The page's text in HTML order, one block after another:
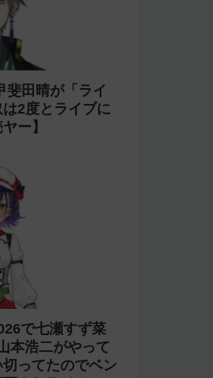
斐田晴が「ライ
2度とライブに
ー】
で七瀬すず菜
本浩二がやって
ってたのでベン